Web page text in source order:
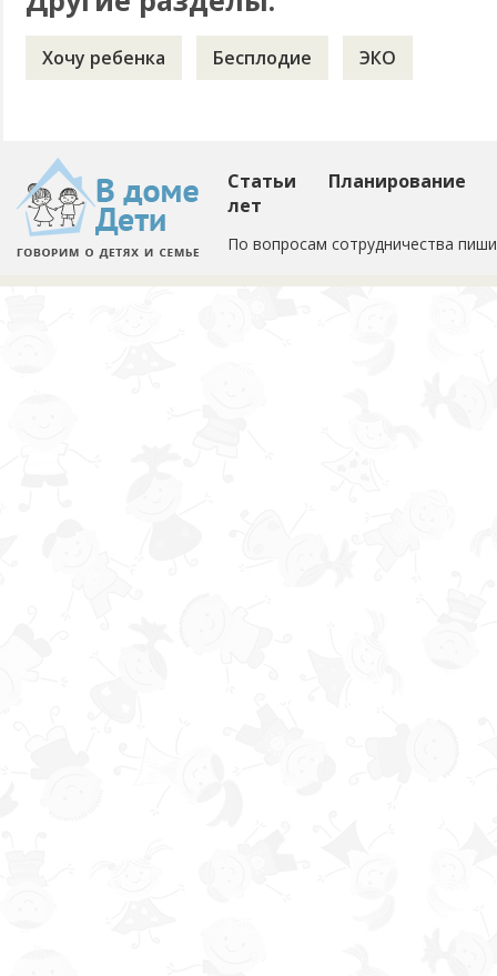
Хочу ребенка Бесплодие ЭКО
Статьи
Планирование
лет
По вопросам сотрудничества